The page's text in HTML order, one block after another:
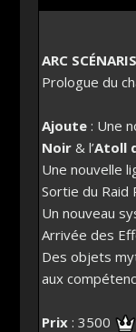
ARC
Prologue du
Ajoute: Une
Noir & l’Atoll
Une nouvelle
Sortie du Raid
Un nouveau
Arrivée des
Des objets
aux
Prix: 3500